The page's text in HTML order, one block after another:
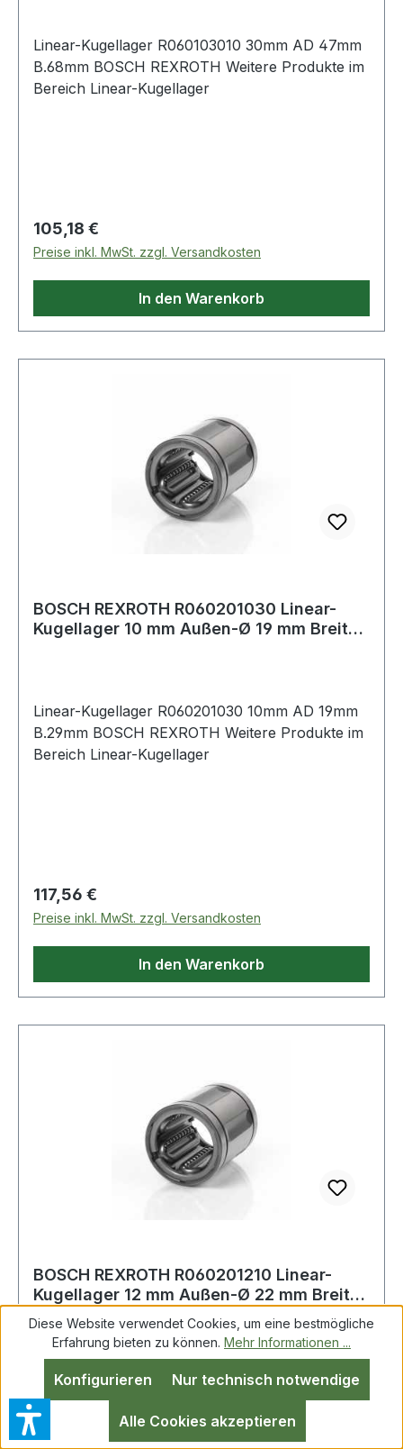
Linear-Kugellager R060103010 30mm AD 47mm
B.68mm BOSCH REXROTH Weitere Produkte im
Bereich Linear-Kugellager
Regulärer Preis:
105,18 €
Preise inkl. MwSt. zzgl. Versandkosten
In den Warenkorb
BOSCH REXROTH R060201030 Linear-
Kugellager 10 mm Außen-Ø 19 mm Breite
Linear-Kugellager R060201030 10mm AD 19mm
B.29mm BOSCH REXROTH Weitere Produkte im
Bereich Linear-Kugellager
Regulärer Preis:
117,56 €
Preise inkl. MwSt. zzgl. Versandkosten
In den Warenkorb
BOSCH REXROTH R060201210 Linear-
Kugellager 12 mm Außen-Ø 22 mm Breite
32 mm
Linear-Kugellager R060201210 12mm AD 22mm
B.32mm BOSCH REXROTH Weitere Produkte im
Bereich Linear-Kugellager
Diese Website verwendet Cookies, um eine bestmögliche
Erfahrung bieten zu können. Mehr Informationen ...
Nur technisch notwendige
Konfigurieren
Alle Cookies akzeptieren